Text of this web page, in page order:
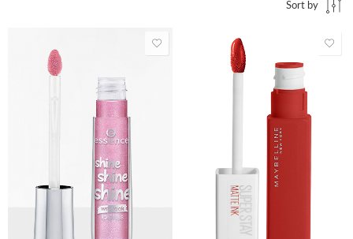
Sort by